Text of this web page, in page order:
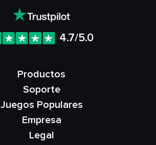
4.7/5.0
Productos
Soporte
Juegos Populares
Empresa
Legal